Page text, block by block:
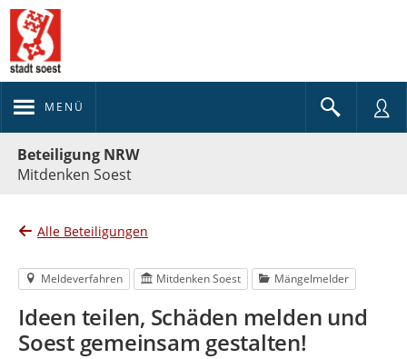
MENÜ
Beteiligung NRW
Mitdenken Soest
Alle Beteiligungen
Meldeverfahren Mitdenken Soest Mängelmelder
Ideen teilen, Schäden melden und
Soest gemeinsam gestalten!